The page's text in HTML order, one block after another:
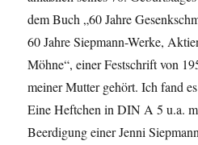
dem Buch „60 Jahre
60 Jahre Siepmann-Werke,
Möhne“, einer Festschrift von
meiner Mutter gehört. Ich fand
Eine Heftchen in DIN A 5 u.a.
Beerdigung einer Jenni